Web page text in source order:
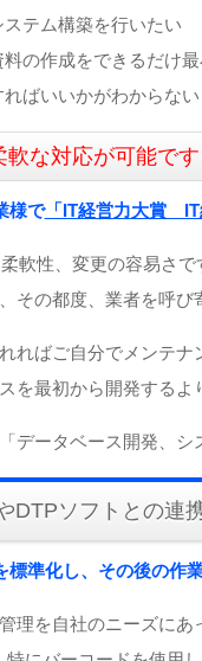
テム構築を行いたい
の作成をできるだけ
ばいいかがわからない
な対応が可能です
様で「IT経営力大賞 IT
軟性、変更の容易さ
その都度、業者を呼
ればご自分でメンテ
を最初から開発するよ
データベース開発、
DTPソフトとの連
準化し、その後の作
理を自社のニーズにあ